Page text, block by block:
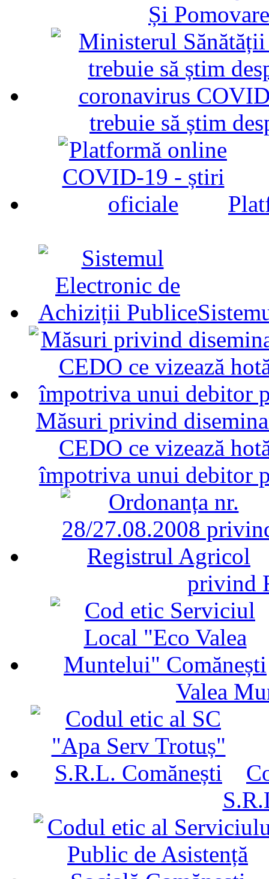
Și
trebuie să știm
Măsuri privind
CEDO ce vizează
împotriva unui debitor
privind
Valea